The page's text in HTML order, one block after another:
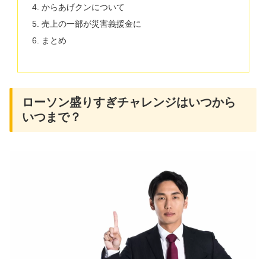
からあげクンについて
売上の一部が災害義援金に
まとめ
ローソン盛りすぎチャレンジはいつから
いつまで？